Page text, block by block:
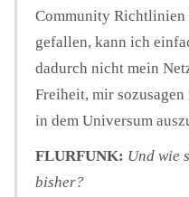
Community
gefallen, kann ich
dadurch nicht mein
Freiheit, mir
in dem Universum
FLURFUNK: Und wie
bisher?